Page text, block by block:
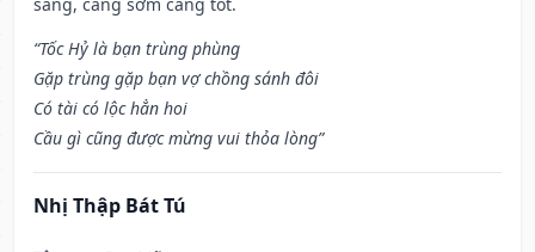
“Tốc Hỷ là bạn trùng phùng
Gặp trùng gặp bạn vợ chồng sánh đôi
Có tài có lộc hẳn hoi
Cầu gì cũng được mừng vui thỏa lòng”
Nhị Thập Bát Tú